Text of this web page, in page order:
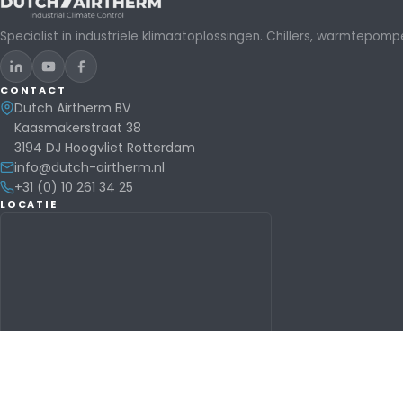
Specialist in industriële klimaatoplossingen. Chillers,
CONTACT
Dutch Airtherm BV
Kaasmakerstraat 38
3194 DJ Hoogvliet Rotterdam
info@dutch-airtherm.nl
+31 (0) 10 261 34 25
LOCATIE